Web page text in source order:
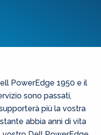
PowerEdge 1950 e il
sono passati,
più la vostra
abbia anni di vita